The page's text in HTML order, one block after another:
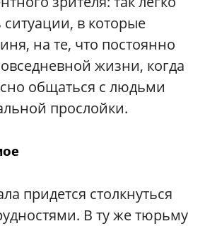
в которые
на те, что постоянно
жизни, когда
общаться с людьми
прослойки.
придется столкнуться
В ту же тюрьму